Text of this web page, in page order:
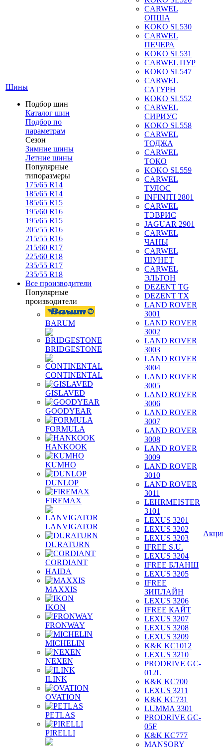
Шины
Подбор шин
Каталог шин
Подбор по
параметрам
Сезон
Зимние шины
Летние шины
Популярные
типоразмеры
175/65 R14
185/65 R14
185/65 R15
195/60 R16
195/65 R15
205/55 R16
215/55 R16
215/60 R17
225/60 R18
235/55 R17
235/55 R18
Все производители
Популярные
производители
BARUM
BRIDGESTONE
CONTINENTAL
GISLAVED
GOODYEAR
FORMULA
HANKOOK
KUMHO
DUNLOP
FIREMAX
LANVIGATOR
DURATURN
CORDIANT
HAIDA
MAXXIS
IKON
FRONWAY
MICHELIN
NEXEN
ILINK
OVATION
PETLAS
PIRELLI
CARWEL
ОПША
KOKO SL530
CARWEL
ПЕЧЕРА
KOKO SL531
CARWEL ПУР
KOKO SL547
CARWEL
САТУРН
KOKO SL552
CARWEL
СИРИУС
KOKO SL558
CARWEL
ТОДЖА
CARWEL
ТОКО
KOKO SL559
CARWEL
ТУЛОС
INFINITI 2801
CARWEL
ТЭВРИС
JAGUAR 2901
CARWEL
ЧАНЫ
CARWEL
ШУНЕТ
CARWEL
ЭЛЬТОН
DEZENT TG
DEZENT TX
LAND ROVER
3001
LAND ROVER
3002
LAND ROVER
3003
LAND ROVER
3004
LAND ROVER
3005
LAND ROVER
3006
LAND ROVER
3007
LAND ROVER
3008
LAND ROVER
3009
LAND ROVER
3010
LAND ROVER
3011
LEHRMEISTER
3101
LEXUS 3201
LEXUS 3202
LEXUS 3203
IFREE S.U.
LEXUS 3204
IFREE БЛАНШ
LEXUS 3205
IFREE
ЗИПЛАЙН
LEXUS 3206
IFREE КАЙТ
LEXUS 3207
LEXUS 3208
LEXUS 3209
K&K KC1012
LEXUS 3210
PRODRIVE GC-
012L
K&K KC700
LEXUS 3211
K&K KC731
LUMMA 3301
PRODRIVE GC-
05F
K&K KC777
MANSORY